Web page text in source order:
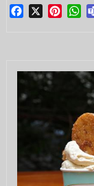
Facebook
X